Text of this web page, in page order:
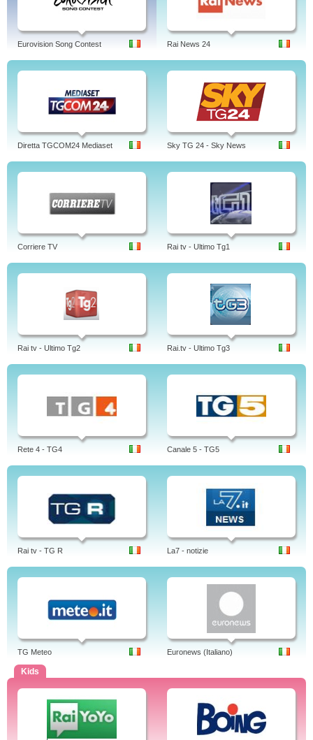
Eurovision Song Contest Rai News 24
Diretta TGCOM24 Mediaset Sky TG 24 - Sky News
Corriere TV Rai tv - Ultimo Tg1
Rai tv - Ultimo Tg2 Rai.tv - Ultimo Tg3
Rete 4 - TG4 Canale 5 - TG5
Rai tv - TG R La7 - notizie
TG Meteo Euronews (Italiano)
Kids